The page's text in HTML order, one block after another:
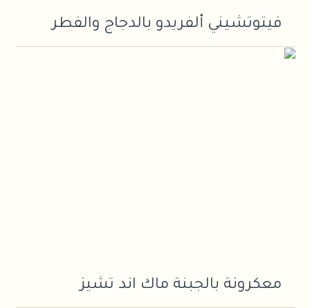
فيتوتشيني ألفريدو بالدجاج والفطر
معكرونة بالجبنة ماك اند تشيز